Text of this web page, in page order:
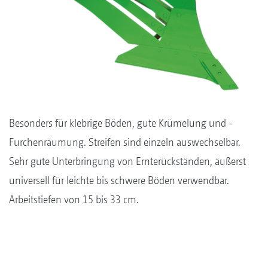
Besonders für klebrige Böden, gute Krümelung und ­
Furchenräumung. Streifen sind einzeln auswechselbar.
Sehr gute Unterbringung von Ernterückständen, äußerst
universell für leichte bis schwere Böden verwendbar.
Arbeits­tiefen von 15 bis 33 cm.